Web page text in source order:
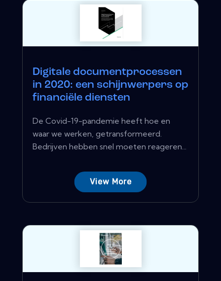
Digitale documentprocessen
in 2020: een schijnwerpers op
financiële diensten
De Covid-19-pandemie heeft hoe en
waar we werken, getransformeerd.
Bedrijven hebben snel moeten reageren...
View More